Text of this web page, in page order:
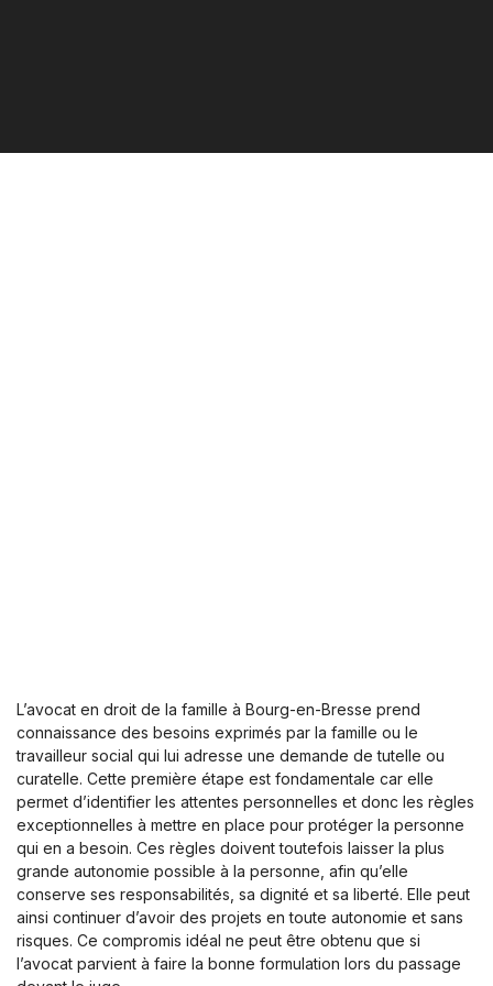
L’avocat en droit de la famille à Bourg-en-Bresse prend
connaissance des besoins exprimés par la famille ou le
travailleur social qui lui adresse une demande de tutelle ou
curatelle. Cette première étape est fondamentale car elle
permet d’identifier les attentes personnelles et donc les règles
exceptionnelles à mettre en place pour protéger la personne
qui en a besoin. Ces règles doivent toutefois laisser la plus
grande autonomie possible à la personne, afin qu’elle
conserve ses responsabilités, sa dignité et sa liberté. Elle peut
ainsi continuer d’avoir des projets en toute autonomie et sans
risques. Ce compromis idéal ne peut être obtenu que si
l’avocat parvient à faire la bonne formulation lors du passage